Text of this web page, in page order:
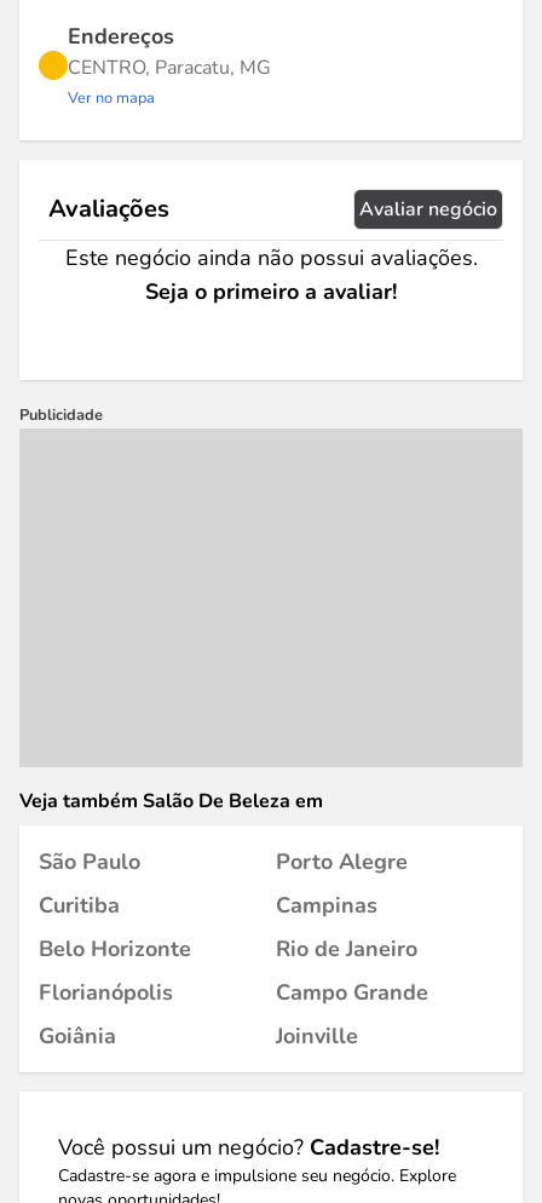
Endereços
CENTRO, Paracatu, MG
Ver no mapa
Avaliações Avaliar negócio
Este negócio ainda não possui avaliações.
Seja o primeiro a avaliar!
Publicidade
Veja também Salão De Beleza em
São Paulo
Porto Alegre
Curitiba
Campinas
Belo Horizonte
Rio de Janeiro
Florianópolis
Campo Grande
Goiânia
Joinville
Você possui um negócio? Cadastre-se!
Cadastre-se agora e impulsione seu negócio. Explore